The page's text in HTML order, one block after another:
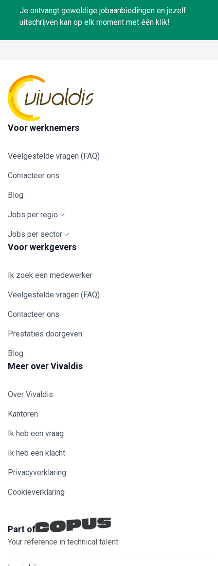
Je ontvangt geweldige jobaanbiedingen en jezelf
uitschrijven kan op elk moment met één klik!
Voor werknemers
Veelgestelde vragen (FAQ)
Contacteer ons
Blog
Jobs per regio
Jobs per sector
Voor werkgevers
Ik zoek een medewerker
Veelgestelde vragen (FAQ)
Contacteer ons
Prestaties doorgeven
Blog
Meer over Vivaldis
Over Vivaldis
Kantoren
Ik heb een vraag
Ik heb een klacht
Privacyverklaring
Cookieverklaring
Part of
Your reference in technical talent